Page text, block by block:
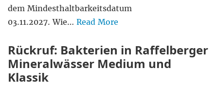
dem Mindesthaltbarkeitsdatum
03.11.2027. Wie… Read More
Rückruf: Bakterien in Raffelberger
Mineralwässer Medium und
Klassik